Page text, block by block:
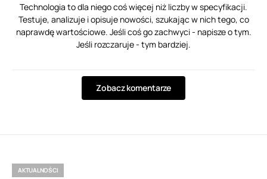
Technologia to dla niego coś więcej niż liczby w specyfikacji.
Testuje, analizuje i opisuje nowości, szukając w nich tego, co
naprawdę wartościowe. Jeśli coś go zachwyci - napisze o tym.
Jeśli rozczaruje - tym bardziej.
Zobacz komentarze
AKTUALNOŚCI